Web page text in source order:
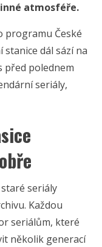
atmosféře.
programu České
stanice dál sází na
před polednem
seriály,
seriály
Každou
seriálům, které
několik generací